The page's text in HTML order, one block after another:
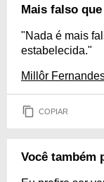
Mais falso
"Nada é mais
estabelecida."
Millôr
COPIAR
Você também